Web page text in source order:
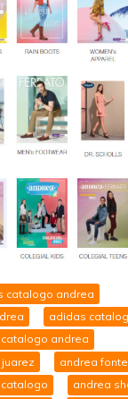
catalogo andrea
adidas
andrea
andrea
andrea